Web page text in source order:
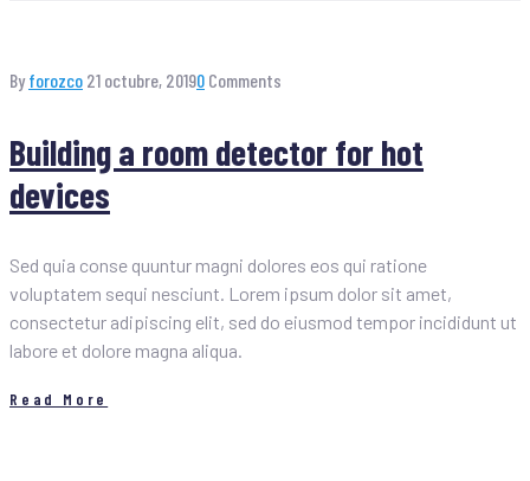
Byforozco 21 octubre, 20190 Comments
Building a room detector for hot
devices
Sed quia conse quuntur magni dolores eos qui ratione
voluptatem sequi nesciunt. Lorem ipsum dolor sit amet,
consectetur adipiscing elit, sed do eiusmod tempor incididunt ut
labore et dolore magna aliqua.
Read More